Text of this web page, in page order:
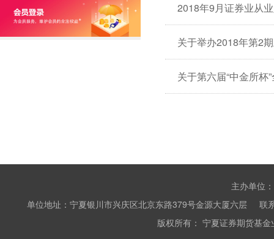
2018年9月证券业从
关于举办2018年第2
关于第六届“中金所杯
主办单位
单位地址：宁夏银川市兴庆区北京东路379号金源大厦六层
版权所有： 宁夏证券期货